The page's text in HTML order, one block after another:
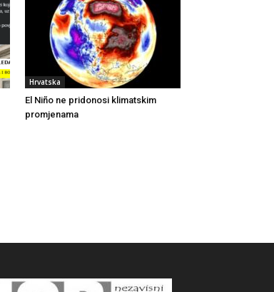
Hrvatska
El Niño ne pridonosi klimatskim
promjenama